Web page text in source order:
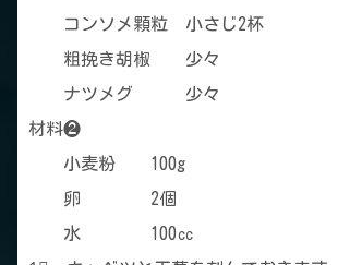
コンソメ顆粒 小さじ2杯
粗挽き胡椒 少々
ナツメグ 少々
材料❷
小麦粉 100g
卵 2個
水 100㏄